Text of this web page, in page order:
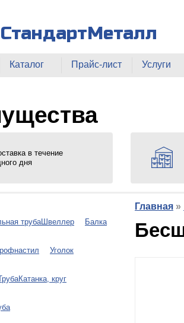
Каталог Прайс-лист Услуги
в течение
дня
трубаШвеллер Балка
Уголок
Катанка, круг
Главная »